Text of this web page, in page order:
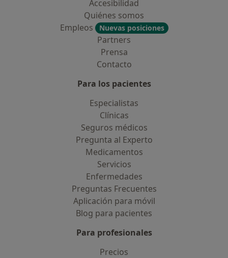
Accesibilidad
Quiénes somos
Empleos
Nuevas posiciones
Partners
Prensa
Contacto
Para los pacientes
Especialistas
Clínicas
Seguros médicos
Pregunta al Experto
Medicamentos
Servicios
Enfermedades
Preguntas Frecuentes
Aplicación para móvil
Blog para pacientes
Para profesionales
Precios